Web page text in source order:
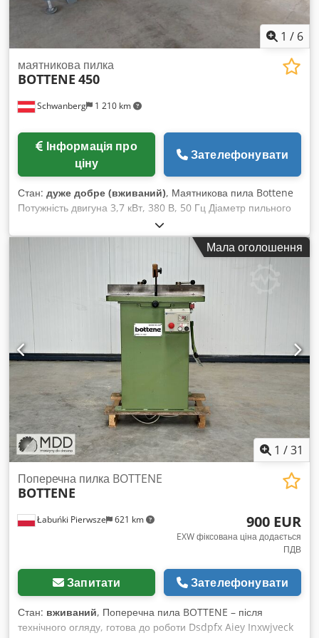
1 / 6
Schwanberg 1 210 km
маятникова пилка
BOTTENE 450
ціну
Зателефонувати
Стан: дуже добре (вживаний), Маятникова пила Bottene
Потужність двигуна 3,7 кВт, 380 В, 50 Гц Діаметр пильного
диска макс. 500 мм Висота різу прибл. 120 мм Макс. виліт
500 мм з роликовим столом і поздовжнім упором зліва,
3000 мм з роликовим столом праворуч, 1000 мм Діаметр
патрубка для витяжки 120 мм Габарити прибл. Д х Ш х В =
4200 x 1150 x 1650 мм Вага прибл. 200 кг Пила нахиляється
вправо Dedpfjydnitox Aivsck Пила і роликовий стіл
пересувні У комплекті пиляльний диск Примітка щодо
вживаних машин: • Технічні характеристики можуть містити
помилки і продаж можливий до оприлюднення. • Зазначені
ціни є цінами для самовивозу зі складу, завантаження
безкоштовне! • Машину очищено та перевірено на
працездатність. • Всі машини продаються як є, без жодних
гарантійних зобов'язань. Покупець може оглянути машину
на місці. • Спеціальні домовленості можливі лише у
письмовій формі. (На запити відповідаємо лише за умови
вказання вашої адреси та номера телефону!)
Мала оголошення
1 /31
Łabuńki Pierwsze 621 km
Поперечна пилка BOTTENE
BOTTENE
900 EUR
EXW фіксована ціна додається
ПДВ
Запитати Зателефонувати
Стан: вживаний, Поперечна пила BOTTENE – після
технічного огляду, готова до роботи Dsdpfx Aiey Inxwjveck